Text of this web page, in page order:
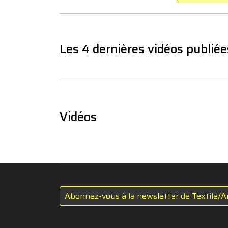
Les 4 dernières vidéos
Vidéos
Abonnez-vous à la newsletter de Textile/